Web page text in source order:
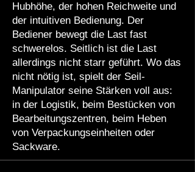
Hubhöhe, der hohen Reichweite und
der intuitiven Bedienung. Der
Bediener bewegt die Last fast
schwerelos. Seitlich ist die Last
allerdings nicht starr geführt. Wo das
nicht nötig ist, spielt der Seil-
Manipulator seine Stärken voll aus:
in der Logistik, beim Bestücken von
Bearbeitungszentren, beim Heben
von Verpackungseinheiten oder
Sackware.